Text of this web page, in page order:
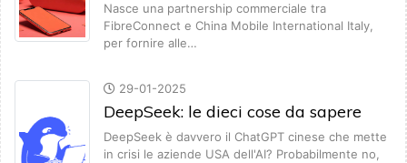
Nasce una partnership commerciale tra
FibreConnect e China Mobile International Italy,
per fornire alle…
29-01-2025
DeepSeek: le dieci cose da sapere
DeepSeek è davvero il ChatGPT cinese che mette
in crisi le aziende USA dell'AI? Probabilmente no,